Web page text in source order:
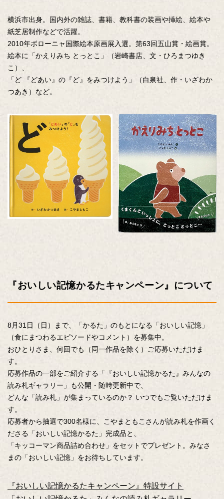
横浜市出身。国内外の雑誌、書籍、教科書の装画や挿絵、絵本や
紙芝居制作などで活躍。
2010年ボローニャ国際絵本原画展入選。第63回五山賞・絵画賞。
絵本に「かえりみち とっとこ」（岩崎書店、文・ひろまつゆき
こ）、
「ど 『どあい』の『ど』をみつけよう」（白泉社、作・いざわか
つあき）など。
『おいしい記憶かるたキャンペーン』について
8月31日（日）まで、「かるた」のもとになる「おいしい記憶」
（食にまつわるエピソードやコメント）を募集中。
おひとりさま、何回でも（同一作品を除く）ご応募いただけま
す。
応募作品の一部をご紹介する「『おいしい記憶かるた』みんなの
読み札ギャラリー」も公開・随時更新中で、
どんな「読み札」が集まっているのか？ いつでもご覧いただけま
す。
応募者から抽選で300名様に、こやまともこさんが読み札を作画く
ださる「おいしい記憶かるた」完成品と、
「キッコーマン商品詰め合わせ」をセットでプレゼント。みなさ
まの「おいしい記憶」をお待ちしています。
『おいしい記憶かるたキャンペーン』特設サイト